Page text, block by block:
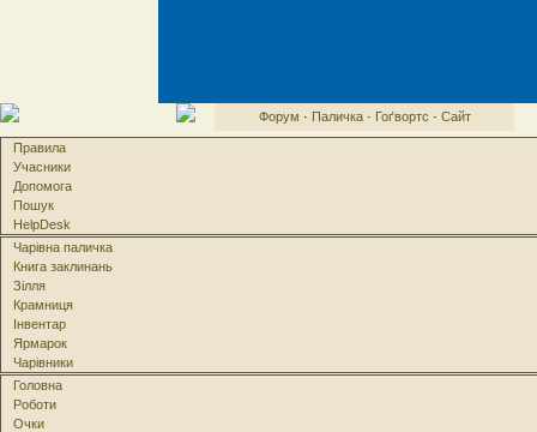
Форум · Паличка· Гоґвортс · Сайт
Правила
Учасники
Допомога
Пошук
HelpDesk
Чарівна паличка
Книга заклинань
Зілля
Крамниця
Інвентар
Ярмарок
Чарівники
Головна
Роботи
Очки